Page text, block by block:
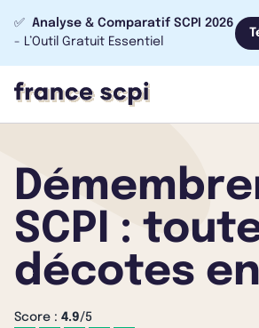
✅ Analyse & Comparatif SCPI 2026
- L’Outil Gratuit Essentiel
SCPI :
décotes en
Score : 4.9/5